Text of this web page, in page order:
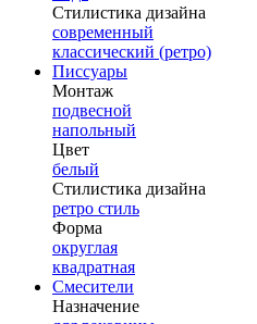
Стилистика дизайна
современный
классический (ретро)
Писсуары
Монтаж
подвесной
напольный
Цвет
белый
Стилистика дизайна
ретро стиль
Форма
округлая
квадратная
Смесители
Назначение